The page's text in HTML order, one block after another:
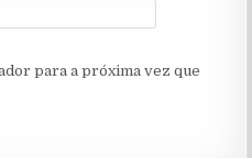
para a próxima vez que